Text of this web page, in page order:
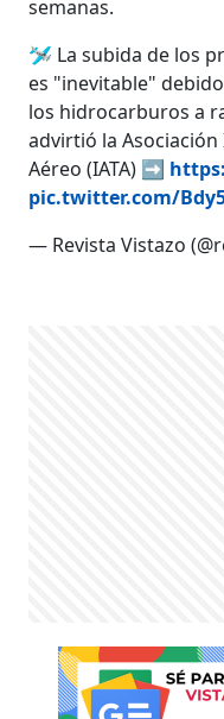
semanas.
🛩️ La subida de los
es "inevitable"
los hidrocarburos a
advirtió la
Aéreo (IATA) ➡️
pic.twitter.com/
— Revista Vistazo